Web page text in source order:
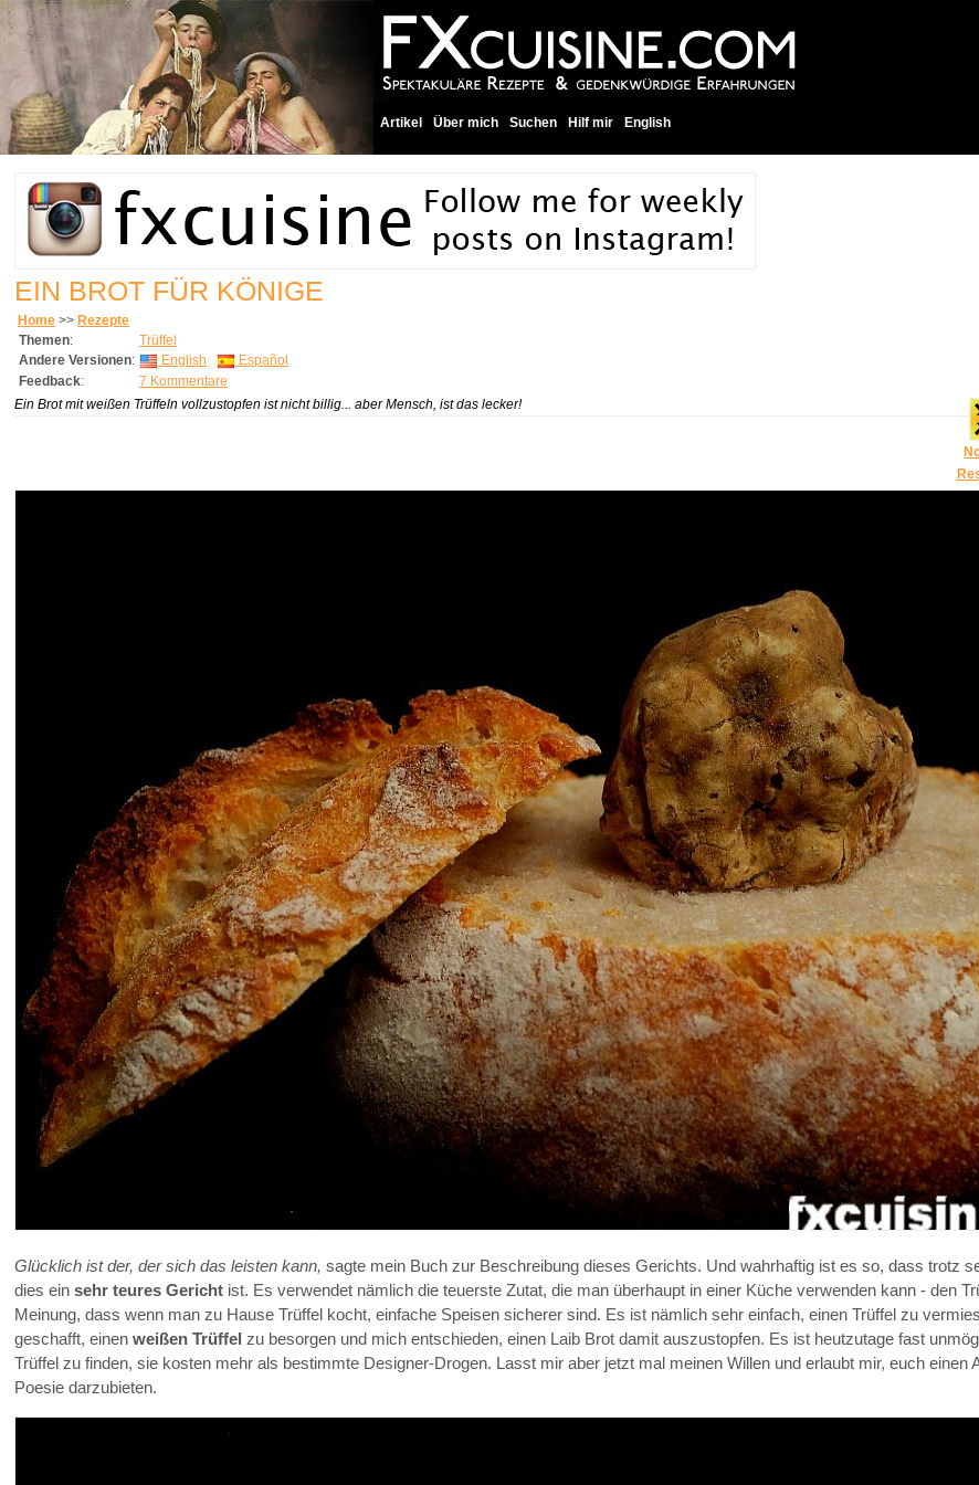
Artikel Über mich Suchen Hilf mir English
EIN BROT FÜR KÖNIGE
Home >> Rezepte
Themen:
Trüffel
Andere Versionen: English
Español
Feedback: 7 Kommentare
Ein Brot mit weißen Trüffeln vollzustopfen ist nicht billig... aber Mensch, ist das lecker!
Glücklich ist der, der sich das leisten kann, sagte mein Buch zur Beschreibung dieses Gerichts. Und wahrhaftig ist es so, dass trotz
dies ein sehr teures Gericht ist. Es verwendet nämlich die teuerste Zutat, die man überhaupt in einer Küche verwenden kann - den
Meinung, dass wenn man zu Hause Trüffel kocht, einfache Speisen sicherer sind. Es ist nämlich sehr einfach, einen Trüffel zu
geschafft, einen weißen Trüffel zu besorgen und mich entschieden, einen Laib Brot damit auszustopfen. Es ist heutzutage fast
Trüffel zu finden, sie kosten mehr als bestimmte Designer-Drogen. Lasst mir aber jetzt mal meinen Willen und erlaubt mir, euch einen
Poesie darzubieten.